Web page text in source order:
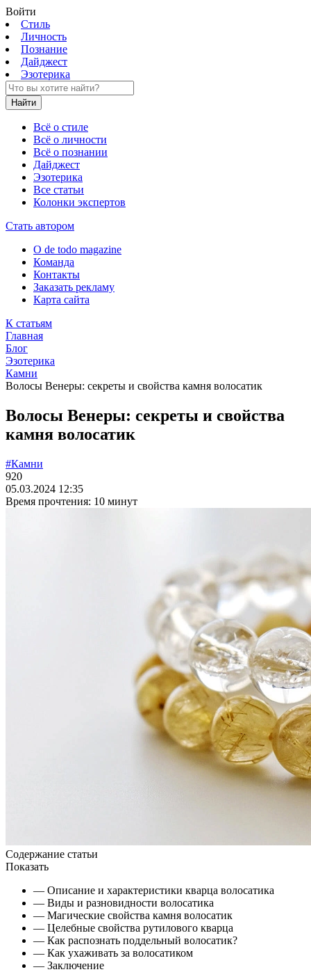
Войти
Стиль
Личность
Познание
Дайджест
Эзотерика
Найти
Всё о стиле
Всё о личности
Всё о познании
Дайджест
Эзотерика
Все статьи
Колонки экспертов
Стать автором
О de todo magazine
Команда
Контакты
Заказать рекламу
Карта сайта
К статьям
Главная
Блог
Эзотерика
Камни
Волосы Венеры: секреты и свойства камня волосатик
Волосы Венеры: секреты и свойства
камня волосатик
#Камни
920
05.03.2024 12:35
Время прочтения: 10 минут
Содержание статьи
Показать
— Описание и характеристики кварца волосатика
— Виды и разновидности волосатика
— Магические свойства камня волосатик
— Целебные свойства рутилового кварца
— Как распознать поддельный волосатик?
— Как ухаживать за волосатиком
— Заключение